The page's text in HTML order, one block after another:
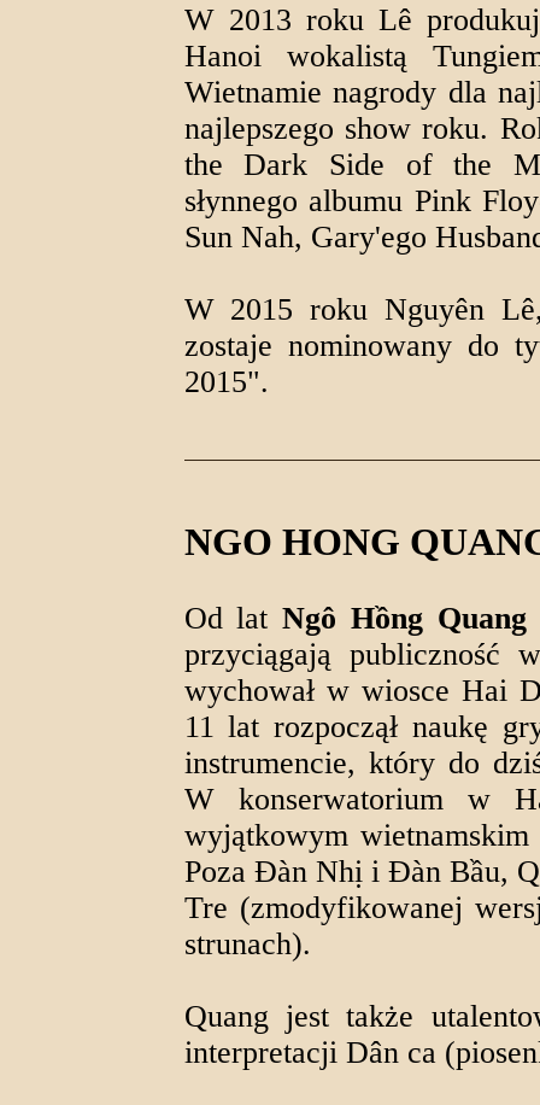
W 2013 roku Lê
Hanoi wokalistą
Wietnamie nagrody dla
najlepszego show roku.
the Dark Side of the
słynnego albumu Pink
Sun Nah, Gary'ego
W 2015 roku Nguyên
zostaje nominowany do
2015".
NGO HONG
Od latNgô Hồng
przyciągają
wychował w wiosce Hai
11 lat rozpoczął naukę
instrumencie, który do
W konserwatorium w
wyjątkowym
Poza Đàn Nhị i Đàn Bầu,
Tre (zmodyfikowanej
strunach).
Quang jest także
interpretacji Dân ca